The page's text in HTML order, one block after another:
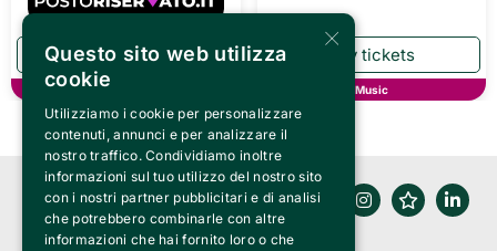
Music
×
Questo sito web utilizza
cookie
Utilizziamo i cookie per personalizzare
contenuti, annunci e per analizzare il
nostro traffico. Condividiamo inoltre
informazioni sul tuo utilizzo del nostro sito
con i nostri partner pubblicitari e di analisi
che potrebbero combinarle con altre
informazioni che hai fornito loro o che